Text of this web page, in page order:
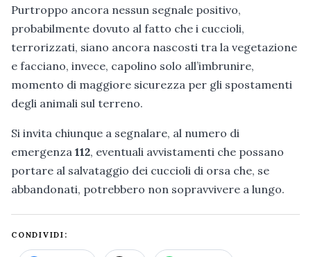
Purtroppo ancora nessun segnale positivo,
probabilmente dovuto al fatto che i cuccioli,
terrorizzati, siano ancora nascosti tra la vegetazione
e facciano, invece, capolino solo all’imbrunire,
momento di maggiore sicurezza per gli spostamenti
degli animali sul terreno.
Si invita chiunque a segnalare, al numero di
emergenza 112, eventuali avvistamenti che possano
portare al salvataggio dei cuccioli di orsa che, se
abbandonati, potrebbero non sopravvivere a lungo.
CONDIVIDI: